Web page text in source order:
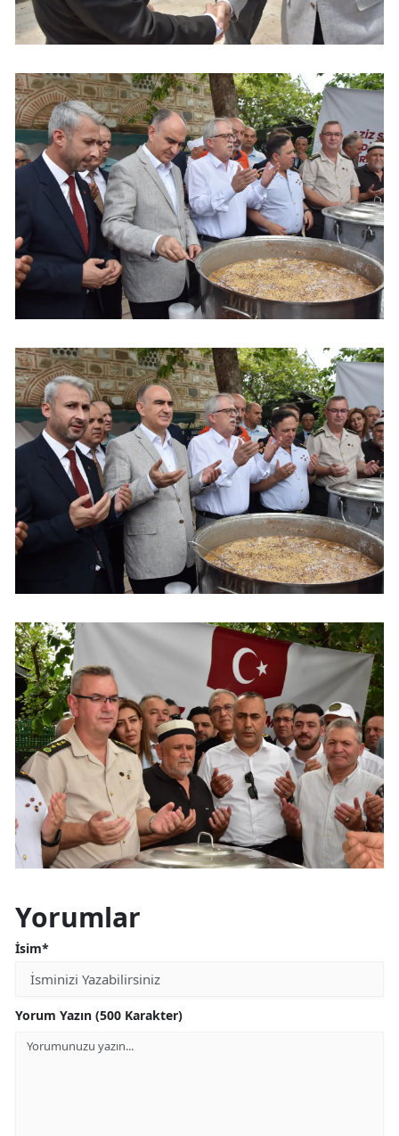
Yorumlar
İsim*
Yorum Yazın (500 Karakter)